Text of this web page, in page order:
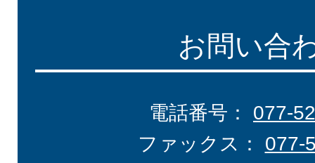
お問い合
電話番号： 077-
ファックス： 077-